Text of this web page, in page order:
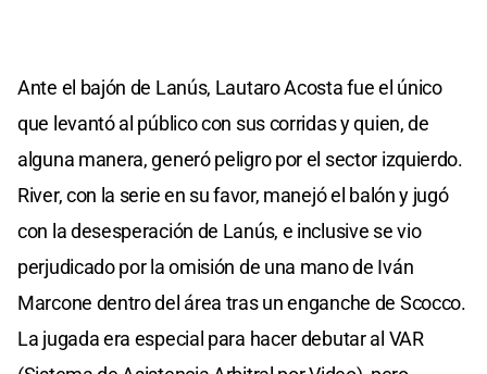
Ante el bajón de Lanús, Lautaro Acosta fue el único
que levantó al público con sus corridas y quien, de
alguna manera, generó peligro por el sector izquierdo.
River, con la serie en su favor, manejó el balón y jugó
con la desesperación de Lanús, e inclusive se vio
perjudicado por la omisión de una mano de Iván
Marcone dentro del área tras un enganche de Scocco.
La jugada era especial para hacer debutar al VAR